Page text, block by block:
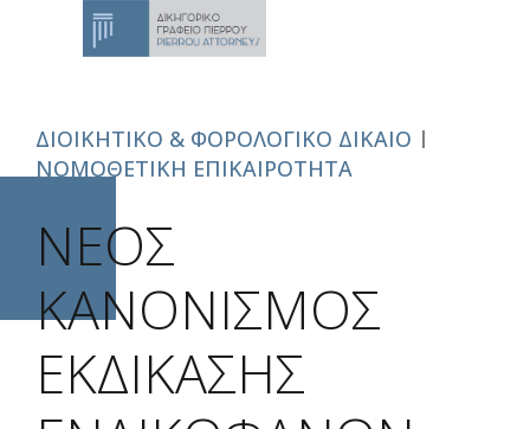
ΔΙΟΙΚΗΤΙΚΟ & ΦΟΡΟΛΟΓΙΚΟ ΔΙΚΑΙΟ
ΝΟΜΟΘΕΤΙΚΗ ΕΠΙΚΑΙΡΟΤΗΤΑ
NEΟΣ
ΚΑΝΟΝΙΣΜOΣ
ΕΚΔIΚΑΣΗΣ